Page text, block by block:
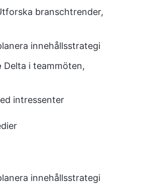
branschtrender,
innehållsstrategi
Delta i teammöten,
intressenter
innehållsstrategi